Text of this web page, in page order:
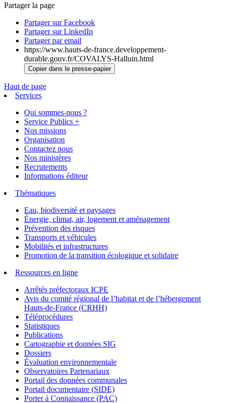
Partager la page
Partager sur Facebook
Partager sur LinkedIn
Partager par email
https://www.hauts-de-france.developpement-
durable.gouv.fr/COVALYS-Halluin.html
Copier dans le presse-papier
Haut de page
Services
Qui sommes-nous ?
Service Publics +
Nos missions
Organisation
Contactez nous
Nos ministères
Recrutements
Informations éditeur
Thématiques
Eau, biodiversité et paysages
Énergie, climat, air, logement et aménagement
Prévention des risques
Transports et véhicules
Mobilités et infrastructures
Promotion de la transition écologique et solidaire
Ressources en ligne
Arrêtés préfectoraux ICPE
Avis du comité régional de l’habitat et de l’hébergement
Hauts-de-France (CRHH)
Téléprocédures
Statistiques
Publications
Cartographie et données SIG
Dossiers
Évaluation environnementale
Observatoires Partenariaux
Portail des données communales
Portail documentaire (SIDE)
Porter à Connaissance (PAC)